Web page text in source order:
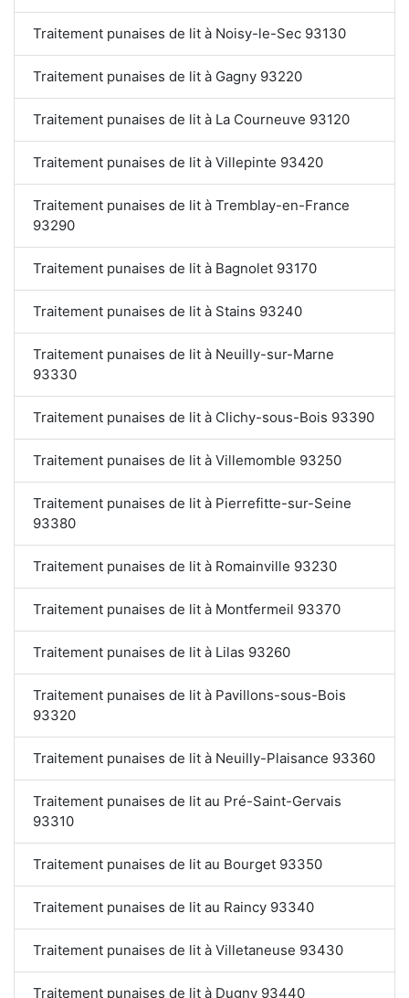
Traitement punaises de lit à Noisy-le-Sec 93130
Traitement punaises de lit à Gagny 93220
Traitement punaises de lit à La Courneuve 93120
Traitement punaises de lit à Villepinte 93420
Traitement punaises de lit à Tremblay-en-France
93290
Traitement punaises de lit à Bagnolet 93170
Traitement punaises de lit à Stains 93240
Traitement punaises de lit à Neuilly-sur-Marne
93330
Traitement punaises de lit à Clichy-sous-Bois 93390
Traitement punaises de lit à Villemomble 93250
Traitement punaises de lit à Pierrefitte-sur-Seine
93380
Traitement punaises de lit à Romainville 93230
Traitement punaises de lit à Montfermeil 93370
Traitement punaises de lit à Lilas 93260
Traitement punaises de lit à Pavillons-sous-Bois
93320
Traitement punaises de lit à Neuilly-Plaisance 93360
Traitement punaises de lit au Pré-Saint-Gervais
93310
Traitement punaises de lit au Bourget 93350
Traitement punaises de lit au Raincy 93340
Traitement punaises de lit à Villetaneuse 93430
Traitement punaises de lit à Dugny 93440